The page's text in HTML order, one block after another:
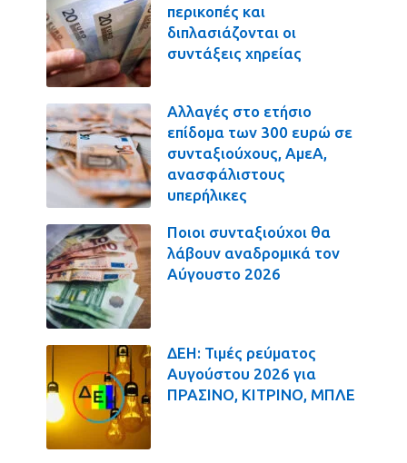
περικοπές και
διπλασιάζονται οι
συντάξεις χηρείας
Αλλαγές στο ετήσιο
επίδομα των 300 ευρώ σε
συνταξιούχους, ΑμεΑ,
ανασφάλιστους
υπερήλικες
Ποιοι συνταξιούχοι θα
λάβουν αναδρομικά τον
Αύγουστο 2026
ΔΕΗ: Τιμές ρεύματος
Αυγούστου 2026 για
ΠΡΑΣΙΝΟ, ΚΙΤΡΙΝΟ, ΜΠΛΕ